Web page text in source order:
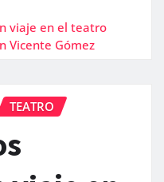
viaje en el teatro
Vicente Gómez
TEATRO